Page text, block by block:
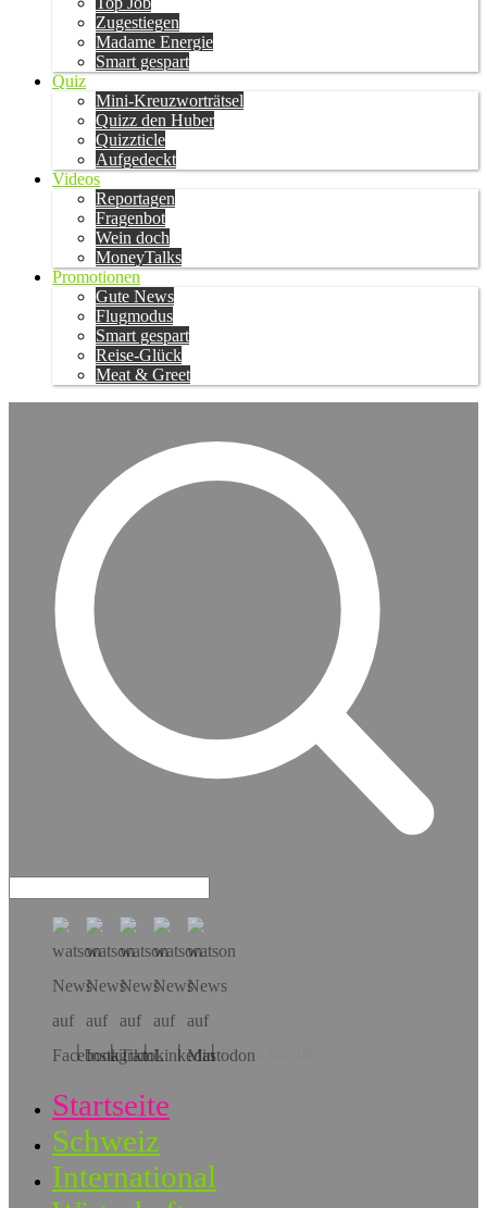
Zugestiegen
Madame Energie
Smart gespart
Quiz
Mini-Kreuzworträtsel
Quizz den Huber
Quizzticle
Aufgedeckt
Videos
Reportagen
Fragenbot
Wein doch
MoneyTalks
Promotionen
Gute News
Flugmodus
Smart gespart
Reise-Glück
Meat & Greet
Hol dir die App!
Startseite
Schweiz
International